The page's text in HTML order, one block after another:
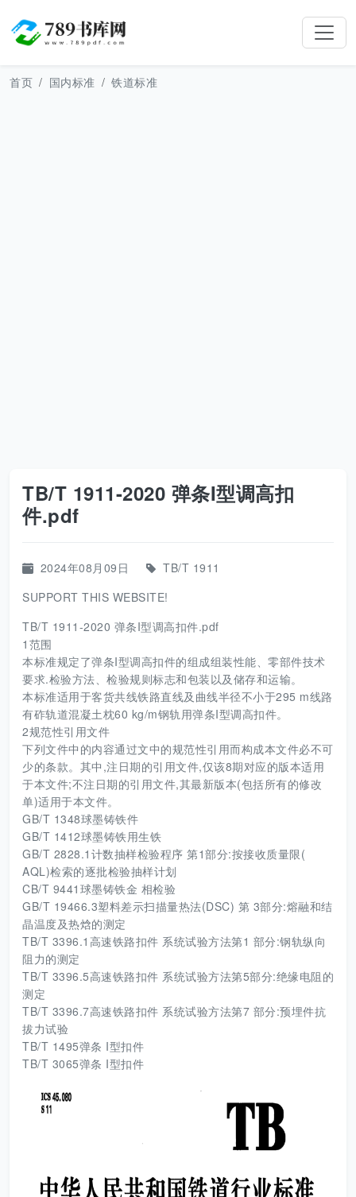
首页 国内标准 铁道标准
TB/T 1911-2020 弹条I型调高扣
件.pdf
2024年08月09日
TB/T 1911
SUPPORT THIS WEBSITE!
TB/T 1911-2020 弹条I型调高扣件.pdf
1范围
本标准规定了弹条I型调高扣件的组成组装性能、零部件技术
要求.检验方法、检验规则标志和包装以及储存和运输。
本标准适用于客货共线铁路直线及曲线半径不小于295 m线路
有砟轨道混凝土枕60 kg/m钢轨用弹条I型调高扣件。
2规范性引用文件
下列文件中的内容通过文中的规范性引用而构成本文件必不可
少的条款。其中,注日期的引用文件,仅该8期对应的版本适用
于本文件;不注日期的引用文件,其最新版本(包括所有的修改
单)适用于本文件。
GB/T 1348球墨铸铁件
GB/T 1412球墨铸铁用生铁
GB/T 2828.1计数抽样检验程序 第1部分:按接收质量限(
AQL)检索的逐批检验抽样计划
CB/T 9441球墨铸铁金 相检验
GB/T 19466.3塑料差示扫描量热法(DSC) 第 3部分:熔融和结
晶温度及热焓的测定
TB/T 3396.1高速铁路扣件 系统试验方法第1 部分:钢轨纵向
阻力的测定
TB/T 3396.5高速铁路扣件 系统试验方法第5部分:绝缘电阻的
测定
TB/T 3396.7高速铁路扣件 系统试验方法第7 部分:预埋件抗
拔力试验
TB/T 1495弹条 I型扣件
TB/T 3065弹条 I型扣件